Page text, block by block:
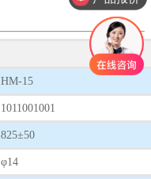
HM-15
1011001001
825±50
φ14
产品视频